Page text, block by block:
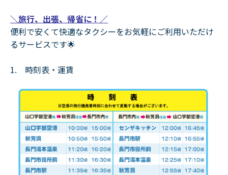
＼旅行、出張、帰省に！／
便利で安くて快適なタクシーをお気軽にご利用いただけ
るサービスです🌟
1. 時刻表・運賃